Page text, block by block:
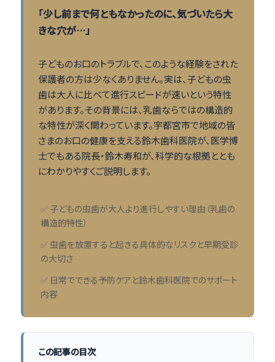
「少し前まで何ともなかったのに、気づいたら大
きな穴が…」
子どものお口のトラブルで、このような経験をされた
保護者の方は少なくありません。実は、子どもの虫
歯は大人に比べて進行スピードが速いという特性
があります。その背景には、乳歯ならではの構造的
な特性が深く関わっています。宇都宮市で地域の皆
さまのお口の健康を支える鈴木歯科医院が、医学博
士でもある院長・鈴木寿和が、科学的な根拠ととも
にわかりやすくご説明します。
✅ 子どもの虫歯が大人より進行しやすい理由（乳歯の
構造的特性）
✅ 虫歯を放置すると起きる具体的なリスクと早期受診
の大切さ
✅ 日常でできる予防ケアと鈴木歯科医院でのサポート
内容
この記事の目次